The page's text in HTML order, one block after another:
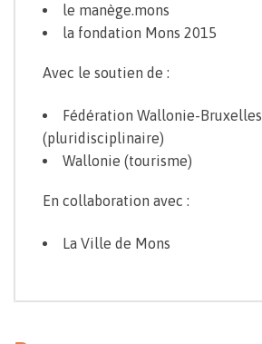
le manège.mons
la fondation Mons 2015
Avec le soutien de :
Fédération Wallonie-Bruxelles
(pluridisciplinaire)
Wallonie (tourisme)
En collaboration avec :
La Ville de Mons